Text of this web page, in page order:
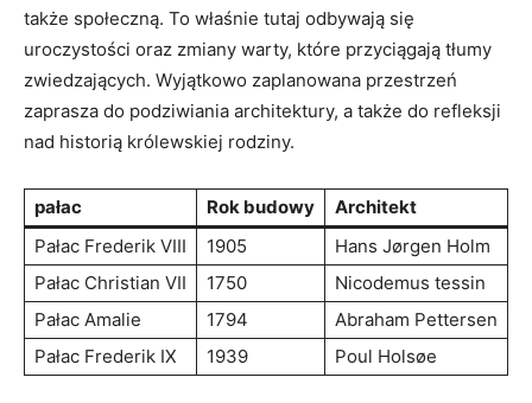
także⁣ społeczną. To⁣ właśnie⁤ tutaj odbywają się
uroczystości oraz zmiany​ warty, które przyciągają tłumy
zwiedzających. Wyjątkowo zaplanowana przestrzeń
zaprasza do podziwiania architektury,⁣ a także do refleksji
nad historią‌ królewskiej rodziny.
pałac Rok budowy
Architekt
Pałac Frederik VIII
1905
Hans Jørgen Holm
Pałac Christian⁤ VII
1750
Nicodemus tessin
Pałac ​Amalie
1794
Abraham⁤ Pettersen
Pałac Frederik IX
1939 Poul Holsøe